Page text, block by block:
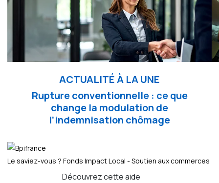
ACTUALITÉ À LA UNE
Rupture conventionnelle : ce que
change la modulation de
l’indemnisation chômage
Le saviez-vous ? Fonds Impact Local - Soutien aux commerces
Découvrez cette aide